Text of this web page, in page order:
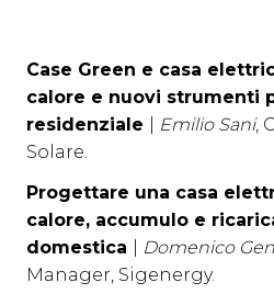
Case Green e casa
calore e nuovi strumenti
residenziale
Emilio Sani,
Solare.
Progettare una casa
calore, accumulo e
domestica
Domenico
Manager, Sigenergy.